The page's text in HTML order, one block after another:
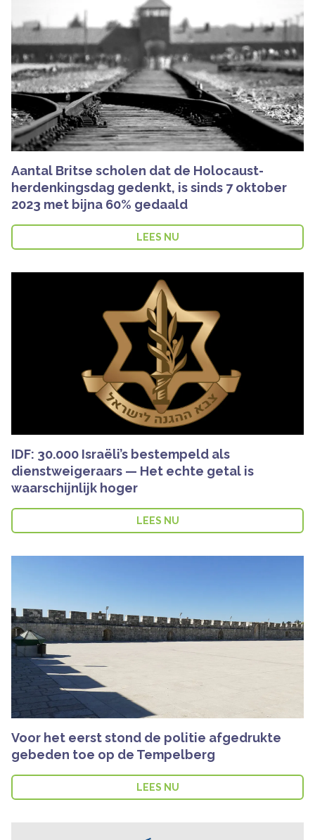
Aantal Britse scholen dat de Holocaust-
herdenkingsdag gedenkt, is sinds 7 oktober
2023 met bijna 60% gedaald
LEES NU
IDF: 30.000 Israëli’s bestempeld als
dienstweigeraars — Het echte getal is
waarschijnlijk hoger
LEES NU
Voor het eerst stond de politie afgedrukte
gebeden toe op de Tempelberg
LEES NU